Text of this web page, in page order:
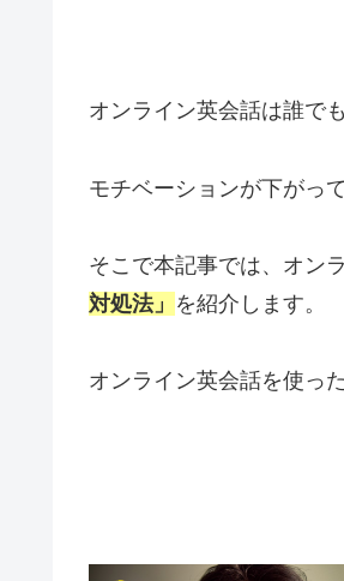
オンライン英会話は誰で
モチベーションが下がっ
そこで本記事では、オン
対処法」 を紹介します。
オンライン英会話を使っ